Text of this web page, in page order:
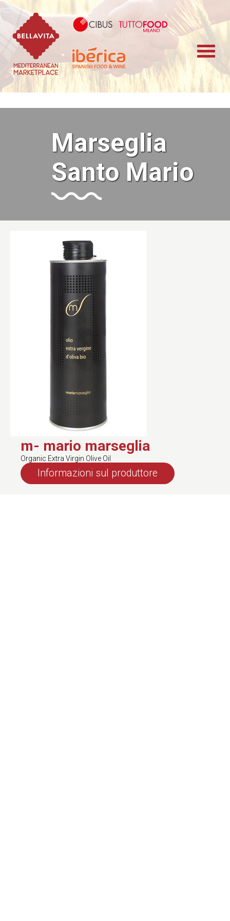
Bellavita Marketplace Cibus TuttoFood
Marseglia
Santo Mario
m- mario marseglia
Organic Extra Virgin Olive Oil
Informazioni sul produttore